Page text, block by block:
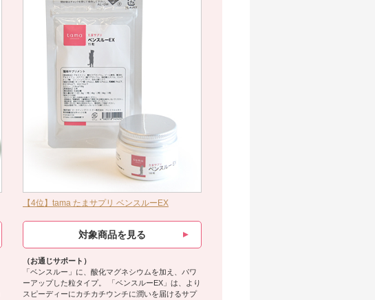
【4位】tama たまサプリ ベンスルーEX
対象商品を見る
（お通じサポート）
「ベンスルー」に、酸化マグネシウムを加え、パワ
ーアップした粒タイプ。 「ベンスルーEX」は、より
スピーディーにカチカチウンチに潤いを届けるサプ